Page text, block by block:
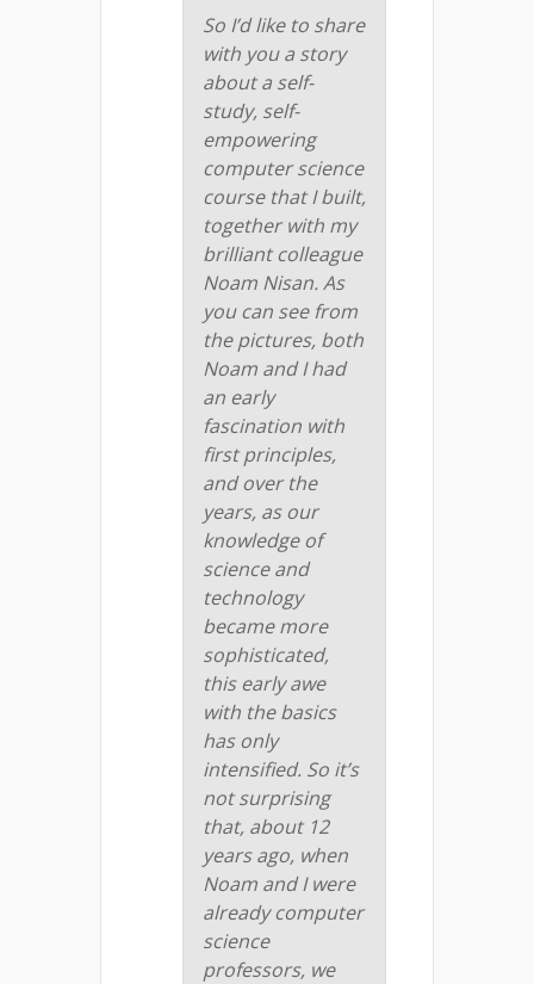
So I’d like to share
with you a story
about a self-
study, self-
empowering
computer science
course that I built,
together with my
brilliant colleague
Noam Nisan. As
you can see from
the pictures, both
Noam and I had
an early
fascination with
first principles,
and over the
years, as our
knowledge of
science and
technology
became more
sophisticated,
this early awe
with the basics
has only
intensified. So it’s
not surprising
that, about 12
years ago, when
Noam and I were
already computer
science
professors, we